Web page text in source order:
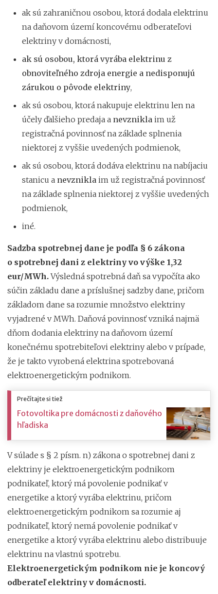
ak sú zahraničnou osobou, ktorá dodala elektrinu
na daňovom území koncovému odberateľovi
elektriny v domácnosti,
ak sú osobou, ktorá vyrába elektrinu z
obnoviteľného zdroja energie a nedisponujú
zárukou o pôvode elektriny,
ak sú osobou, ktorá nakupuje elektrinu len na
účely ďalšieho predaja a nevznikla im už
registračná povinnosť na základe splnenia
niektorej z vyššie uvedených podmienok,
ak sú osobou, ktorá dodáva elektrinu na nabíjaciu
stanicu a nevznikla im už registračná povinnosť
na základe splnenia niektorej z vyššie uvedených
podmienok,
iné.
Sadzba spotrebnej dane je podľa § 6 zákona
o spotrebnej dani z elektriny vo výške 1,32
eur/MWh.Výsledná spotrebná daň sa vypočíta ako
súčin základu dane a príslušnej sadzby dane, pričom
základom dane sa rozumie množstvo elektriny
vyjadrené v MWh. Daňová povinnosť vzniká najmä
dňom dodania elektriny na daňovom území
konečnému spotrebiteľovi elektriny alebo v prípade,
že je takto vyrobená elektrina spotrebovaná
elektroenergetickým podnikom.
Prečítajte si tiež
Fotovoltika pre domácnosti z daňového
hľadiska
V súlade s § 2 písm. n) zákona o spotrebnej dani z
elektriny je elektroenergetickým podnikom
podnikateľ, ktorý má povolenie podnikať v
energetike a ktorý vyrába elektrinu, pričom
elektroenergetickým podnikom sa rozumie aj
podnikateľ, ktorý nemá povolenie podnikať v
energetike a ktorý vyrába elektrinu alebo distribuuje
elektrinu na vlastnú spotrebu.
Elektroenergetickým podnikom nie je koncový
odberateľ elektriny v domácnosti.